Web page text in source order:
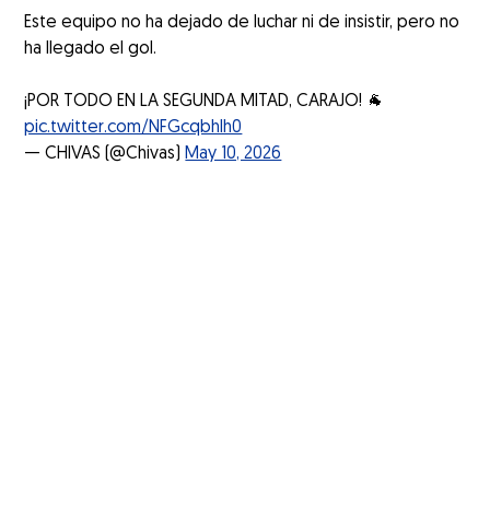
Este equipo no ha dejado de luchar ni de insistir, pero no
ha llegado el gol.
¡POR TODO EN LA SEGUNDA MITAD, CARAJO! 🐐
pic.twitter.com/NFGcqbhlh0
— CHIVAS (@Chivas) May 10, 2026